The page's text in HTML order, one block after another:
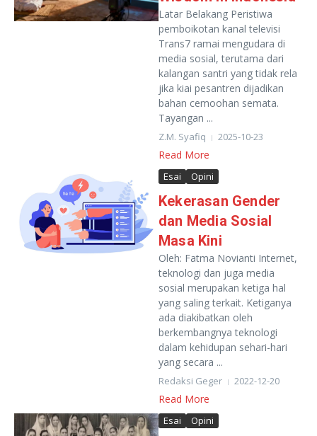
Latar Belakang Peristiwa
pemboikotan kanal televisi
Trans7 ramai mengudara di
media sosial, terutama dari
kalangan santri yang tidak rela
jika kiai pesantren dijadikan
bahan cemoohan semata.
Tayangan ...
Z.M. Syafiq 2025-10-23
Read More
Esai Opini
Kekerasan Gender
dan Media Sosial
Masa Kini
Oleh: Fatma Novianti Internet,
teknologi dan juga media
sosial merupakan ketiga hal
yang saling terkait. Ketiganya
ada diakibatkan oleh
berkembangnya teknologi
dalam kehidupan sehari-hari
yang secara ...
Redaksi Geger 2022-12-20
Read More
Esai Opini